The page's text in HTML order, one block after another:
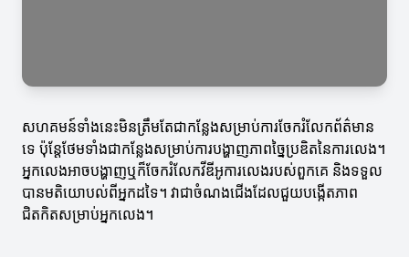
សហគមន៍ទាំងនេះមិនត្រឹមតែជាកន្លែងសម្រាប់ការចែករំលែកព័ត៌មាន
ទេ ប៉ុន្តែថែមទាំងជាកន្លែងសម្រាប់ការបង្ហាញភាពច្នៃប្រឌិតនៃការលេង។
អ្នកលេងអាចបង្ហាញឬក៏ចែករំលែកវីឌីអូការលេងរបស់ពួកគេ និងទទួល
បានមតិយោបល់ពីអ្នកដទៃ។ វាជាចំណងជើងដែលជួយបង្កើតភាព
ជិតកិតសម្រាប់អ្នកលេង។